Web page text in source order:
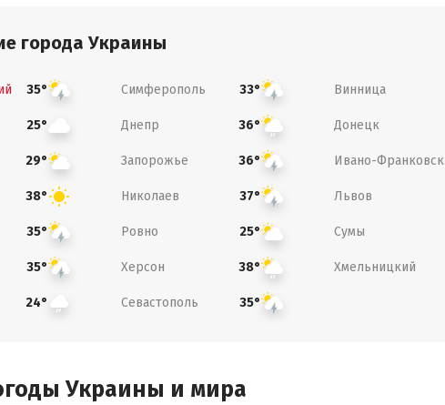
города Украины
35° Симферополь 33° Винница
25° Днепр 36° Донецк
29° Запорожье 36° Ивано-Франковск
38° Николаев 37° Львов
35° Ровно 25° Сумы
35° Херсон 38° Хмельницкий
24° Севастополь 35°
Украины и мира